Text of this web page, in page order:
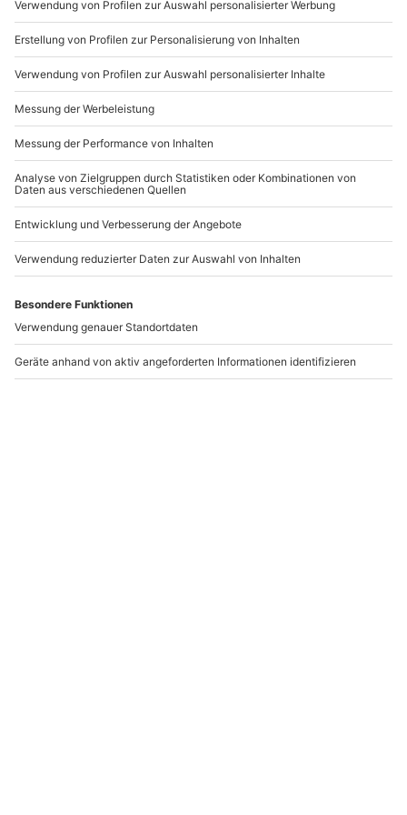
Mo-Fr: 9-17 Uhr
b2b@mydays.de
www.b2b.mydays.de/
Andere Produkte entdecken
-15% CLUB DEAL